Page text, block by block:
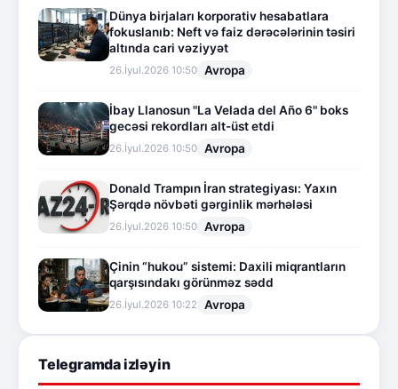
Dünya birjaları korporativ hesabatlara
fokuslanıb: Neft və faiz dərəcələrinin təsiri
altında cari vəziyyət
26.İyul.2026 10:50 Avropa
İbay Llanosun "La Velada del Año 6" boks
gecəsi rekordları alt-üst etdi
26.İyul.2026 10:50 Avropa
Donald Trampın İran strategiyası: Yaxın
Şərqdə növbəti gərginlik mərhələsi
26.İyul.2026 10:50 Avropa
Çinin “hukou” sistemi: Daxili miqrantların
qarşısındakı görünməz sədd
26.İyul.2026 10:22 Avropa
Telegramda izləyin